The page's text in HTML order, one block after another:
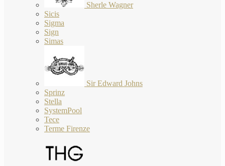
Sherle Wagner
Sicis
Sigma
Sign
Simas
Sir Edward Johns
Sprinz
Stella
SystemPool
Tece
Terme Firenze